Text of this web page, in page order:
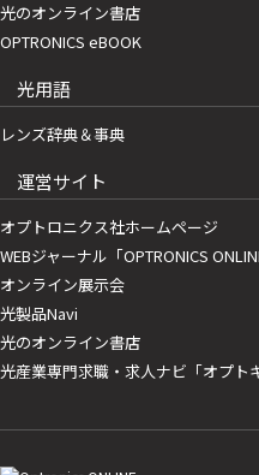
光のオンライン書店
OPTRONICS eBOOK
光用語
レンズ辞典＆事典
運営サイト
オプトロニクス社ホームページ
WEBジャーナル「OPTRONICS
オンライン展示会
光製品Navi
光のオンライン書店
光産業専門求職・求人ナビ「オプト